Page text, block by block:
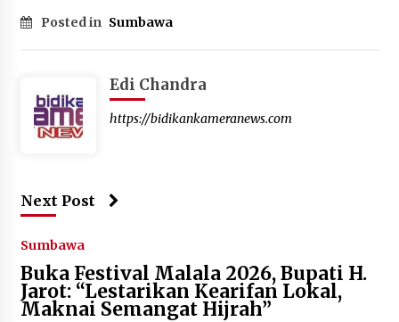
Posted in Sumbawa
Edi Chandra
https://bidikankameranews.com
Next Post
Sumbawa
Buka Festival Malala 2026, Bupati H.
Jarot: “Lestarikan Kearifan Lokal,
Maknai Semangat Hijrah”